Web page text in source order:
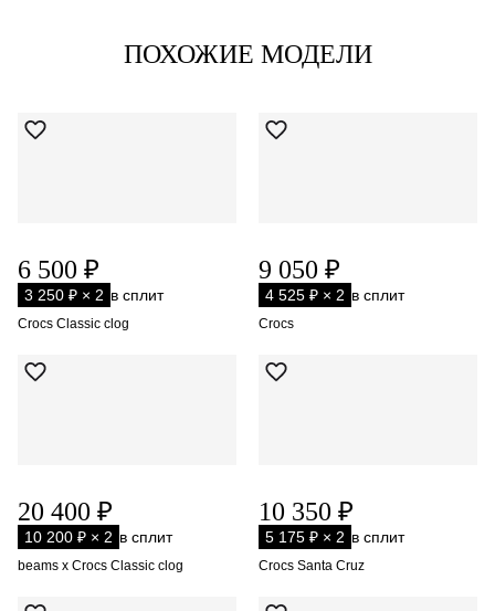
ПОХОЖИЕ МОДЕЛИ
6 500 ₽
3 250 ₽ × 2 в сплит
Crocs Classic clog
9 050 ₽
4 525 ₽ × 2 в сплит
Crocs
20 400 ₽
10 200 ₽ × 2 в сплит
beams x Crocs Classic clog
10 350 ₽
5 175 ₽ × 2 в сплит
Crocs Santa Cruz